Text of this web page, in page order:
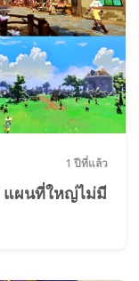
1 ปีที่แล้ว
แผนที่ใหญ่ไม่มี